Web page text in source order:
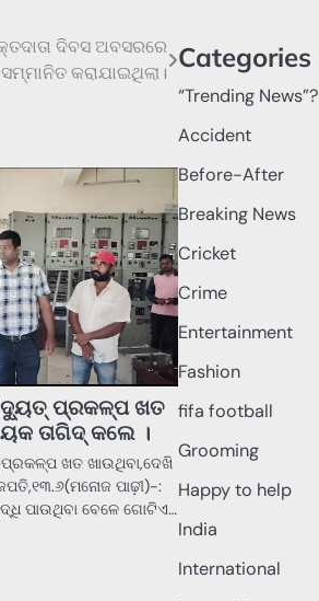
ଦିବସ ଅବସରରେ
କରାଯାଇଥିଲା।
ପ୍ରକଳ୍ପ ଖତ
ତାଗିଦ୍ କଲେ ।
ଖତ ଖାଉଥିବା,ଦେଖି
ପାଢ଼ୀ)-:
ପାଉଥିବା ବେଳେ ଗୋଟିଏ…
Categories
“Trending News”?
Accident
Before-After
Breaking News
Cricket
Crime
Entertainment
Fashion
fifa football
Grooming
Happy to help
India
International